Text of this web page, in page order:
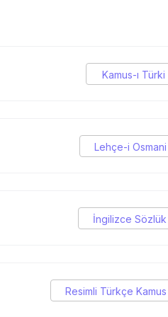
Kamus-ı Türki
Lehçe-i Osmani
İngilizce Sözlük
Resimli Türkçe Kamus